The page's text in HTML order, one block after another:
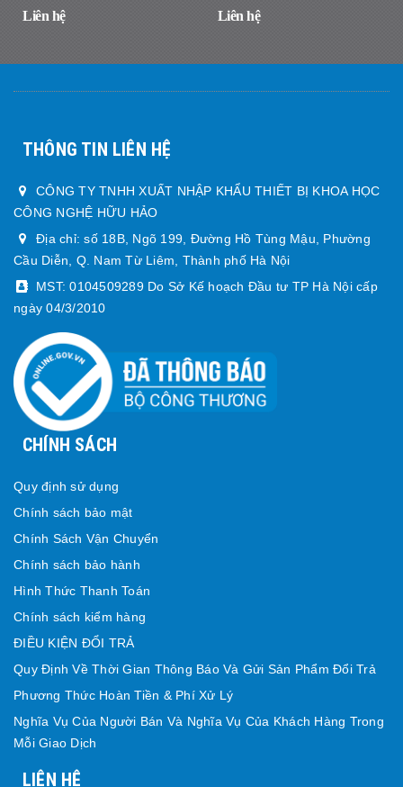
Liên hệ
DÂY, DÒ NHANH CHÍNH XÁC
Liên hệ
THÔNG TIN LIÊN HỆ
CÔNG TY TNHH XUẤT NHẬP KHẨU THIẾT BỊ KHOA HỌC
CÔNG NGHỆ HỮU HẢO
Địa chỉ: số 18B, Ngõ 199, Đường Hồ Tùng Mậu, Phường
Cầu Diễn, Q. Nam Từ Liêm, Thành phố Hà Nội
MST: 0104509289 Do Sở Kế hoạch Đầu tư TP Hà Nội cấp
ngày 04/3/2010
CHÍNH SÁCH
Quy định sử dụng
Chính sách bảo mật
Chính Sách Vận Chuyển
Chính sách bảo hành
Hình Thức Thanh Toán
Chính sách kiểm hàng
ĐIỀU KIỆN ĐỔI TRẢ
Quy Định Về Thời Gian Thông Báo Và Gửi Sản Phẩm Đổi Trả
Phương Thức Hoàn Tiền & Phí Xử Lý
Nghĩa Vụ Của Người Bán Và Nghĩa Vụ Của Khách Hàng Trong
Mỗi Giao Dịch
LIÊN HỆ